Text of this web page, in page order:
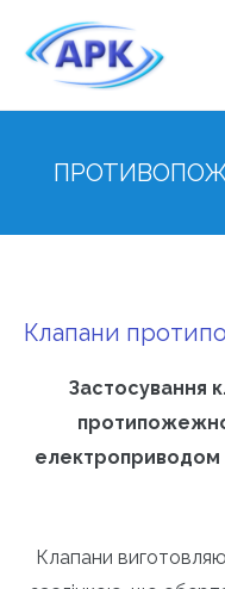
Клапани
Застосування
електроприводом
Клапани